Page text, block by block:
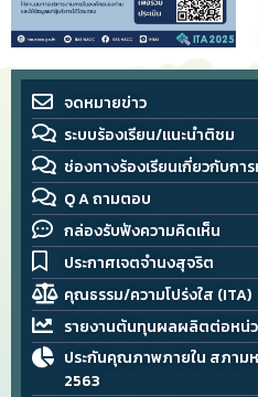
จดหมายข่าว
ระบบร้องเรียน/แนะนำติชม
ช่องทางร้องเรียนเกี่ยวกับก
Q A ถามตอบ
กล่องรับฟังความคิดเห็น
ประกาศเจตจำนงสุจริต
คุณธรรม/ความโปร่งใส (ITA)
รายงานต้นทุนผลผลิตต่อหน่
ประกันคุณภาพภายใน สภาม
2563